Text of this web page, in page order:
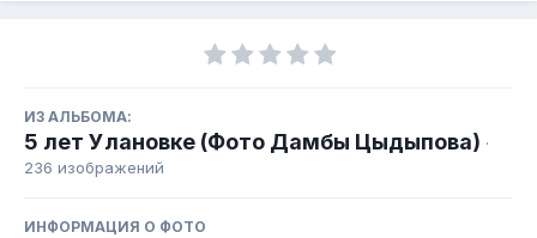
ИЗ АЛЬБОМА:
5 лет Улановке (Фото Дамбы Цыдыпова) ·
236 изображений
ИНФОРМАЦИЯ О ФОТО